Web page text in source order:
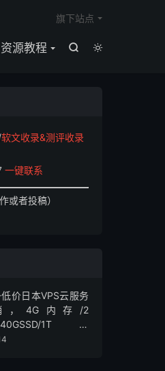


资源教程
旗下站点
软文收录&测评收录
一键联系
或者投稿）
价日本VPS云服务
，4G内存/2
1T流
带宽，低至36元/